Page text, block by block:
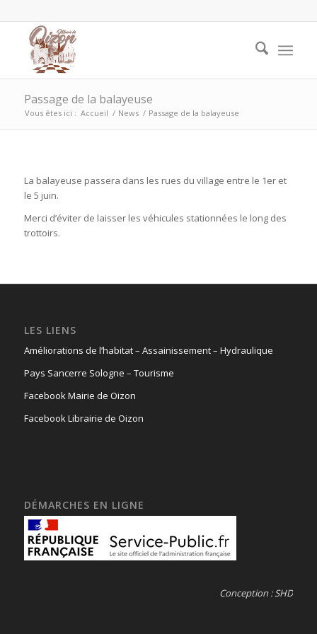
Passage de la balayeuse
Vous êtes ici : Accueil / News / Passage de la balayeuse
La balayeuse passera dans les rues du village entre le 1er et
le 5 juin.
Merci d’éviter de laisser les véhicules stationnées le long des
trottoirs.
LES LIENS
Améliorations de l’habitat– Assainissement– Hydraulique
Pays Sancerre Sologne – Tourisme
Facebook Mairie de Oizon
Facebook Librairie de Oizon
DÉMARCHES EN LIGNE
Conception : SHD